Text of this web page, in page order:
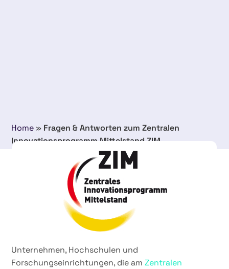
Home » Fragen & Antworten zum Zentralen
Innovationsprogramm Mittelstand ZIM
Unternehmen, Hochschulen und
Forschungseinrichtungen, die amZentralen